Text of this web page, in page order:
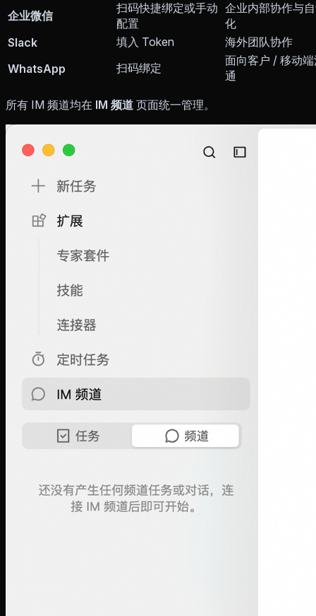
企业微信
扫码快捷绑定或手动
配置
企业内部协作与
化
Slack
填入 Token
海外团队协作
WhatsApp
扫码绑定
面向客户 / 移动
通
所有 IM 频道均在 IM 频道 页面统一管理。